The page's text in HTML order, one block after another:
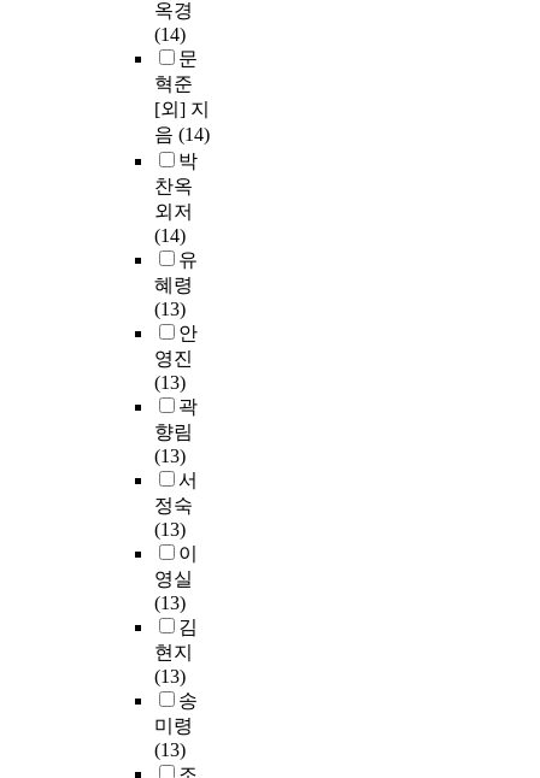
옥경
(14)
문
혁준
[외] 지
음 (14)
박
찬옥
외저
(14)
유
혜령
(13)
안
영진
(13)
곽
향림
(13)
서
정숙
(13)
이
영실
(13)
김
현지
(13)
송
미령
(13)